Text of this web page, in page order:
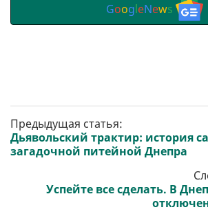
GoogleNews
Предыдущая статья:
Дьявольский трактир: история
загадочной питейной Днепра
Успейте все сделать. В